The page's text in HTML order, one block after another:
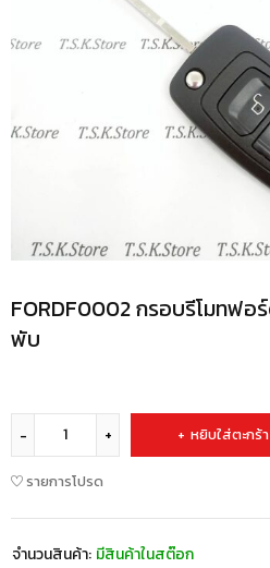
FORDF0002 กรอบรีโมทฟอ
พับ
หยิบใส่ตะกร้า
รายการโปรด
จำนวนสินค้า: มีสินค้าในสต๊อก